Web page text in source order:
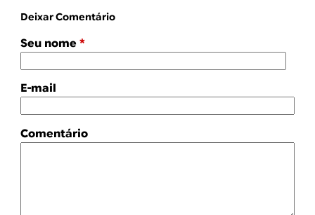
Deixar Comentário
Seu nome *
E-mail
Comentário